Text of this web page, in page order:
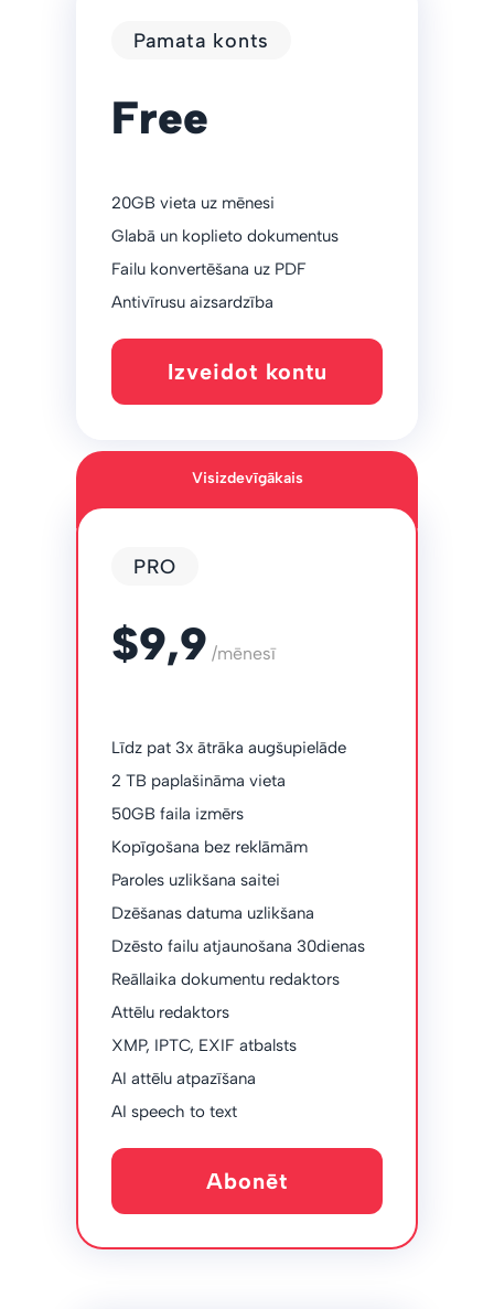
Pamata konts
Free
20GB vieta uz mēnesi
Glabā un koplieto dokumentus
Failu konvertēšana uz PDF
Antivīrusu aizsardzība
Izveidot kontu
Visizdevīgākais
PRO
$9,9 /mēnesī
Līdz pat 3x ātrāka augšupielāde
2 TB paplašināma vieta
50GB faila izmērs
Kopīgošana bez reklāmām
Paroles uzlikšana saitei
Dzēšanas datuma uzlikšana
Dzēsto failu atjaunošana 30dienas
Reāllaika dokumentu redaktors
Attēlu redaktors
XMP, IPTC, EXIF ​​atbalsts
AI attēlu atpazīšana
AI speech to text
Abonēt